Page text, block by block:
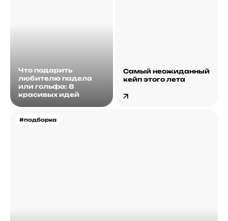
Что подарить
любителю падела
или гольфа: 8
красивых идей
#подборка
Самый неожиданный
кейп этого лета